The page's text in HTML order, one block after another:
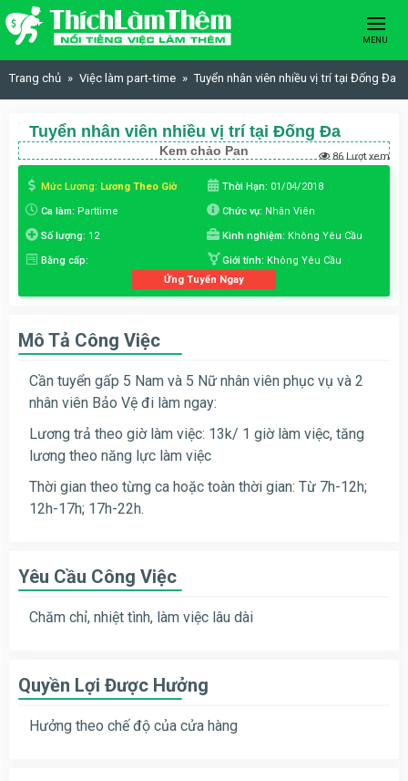
Skip to content
MENU
Trang chủ Việc làm part-time Tuyển nhân viên nhiều vị trí tại Đống Đa
Tuyển nhân viên nhiều vị trí tại Đống Đa
Kem chảo Pan 86 Lượt xem
Mức Lương: Lương Theo Giờ Thời Hạn: 01/04/2018
Ca làm: Parttime Chức vụ: Nhân Viên
Số lượng: 12 Kinh nghiệm: Không Yêu Cầu
Bằng cấp: Giới tính: Không Yêu Cầu
Ứng Tuyển Ngay
Mô Tả Công Việc
Cần tuyển gấp 5 Nam và 5 Nữ nhân viên phục vụ và 2
nhân viên Bảo Vệ đi làm ngay:
Lương trả theo giờ làm việc: 13k/ 1 giờ làm việc, tăng
lương theo năng lực làm việc
Thời gian theo từng ca hoặc toàn thời gian: Từ 7h-12h;
12h-17h; 17h-22h.
Yêu Cầu Công Việc
Chăm chỉ, nhiệt tình, làm việc lâu dài
Quyền Lợi Được Hưởng
Hưởng theo chế độ của cửa hàng